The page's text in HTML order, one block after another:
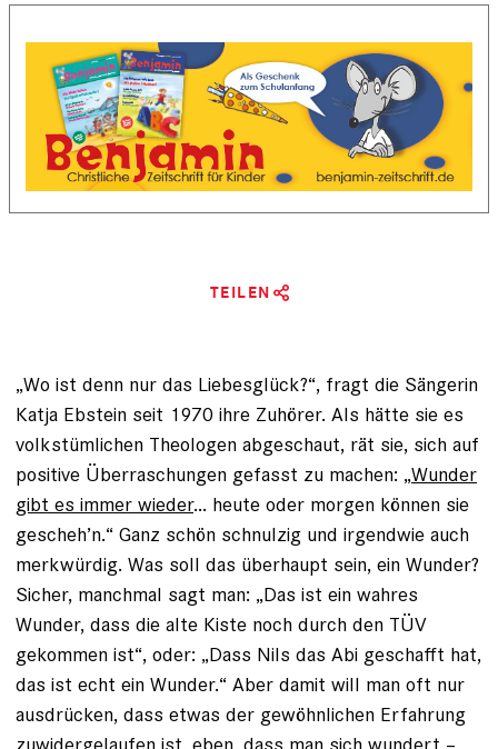
TEILEN
„Wo ist denn nur das Liebesglück?“, fragt die Sängerin
Katja Ebstein ­seit 1970 ihre Zuhörer. Als hätte sie es
volkstümlichen Theologen abgeschaut, rät sie, sich auf
positive Überraschungen gefasst zu machen: „Wunder
gibt es ­immer wieder... heute oder morgen können sie
gescheh’n.“ Ganz schön schnulzig und irgendwie auch
merkwürdig. Was soll das überhaupt sein, ein Wunder?
Sicher, manchmal sagt man: „Das ist ein wahres
Wunder, dass die alte Kiste noch durch ­den TÜV
gekommen ist“, oder: „Dass Nils das Abi geschafft hat,
das ist echt ein Wunder.“ Aber damit will man oft nur
ausdrücken, dass etwas der gewöhnlichen Erfahrung